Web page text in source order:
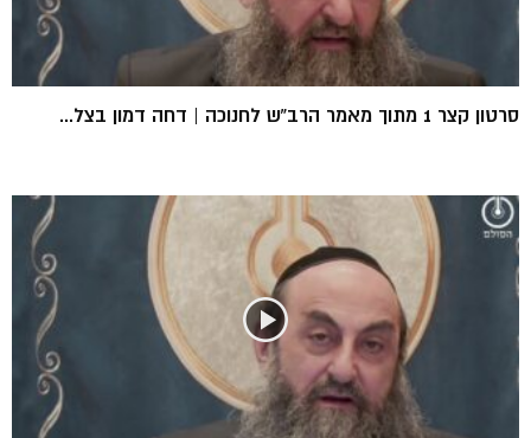
סרטון קצר 1 מתוך מאמר הרב”ש לחנוכה | דחה דמון בצל...